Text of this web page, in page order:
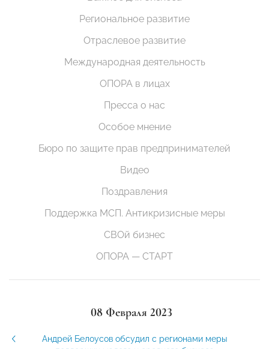
Региональное развитие
Отраслевое развитие
Международная деятельность
ОПОРА в лицах
Пресса о нас
Особое мнение
Бюро по защите прав предпринимателей
Видео
Поздравления
Поддержка МСП. Антикризисные меры
СВОй бизнес
ОПОРА — СТАРТ
08 Февраля 2023
Андрей Белоусов обсудил с регионами меры